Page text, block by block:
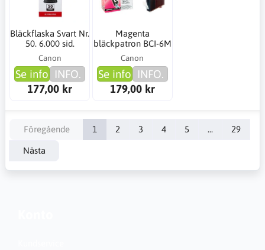
Bläckflaska Svart Nr.
50. 6.000 sid.
Canon
Se info INFO.
177,00 kr
Magenta
bläckpatron BCI-6M
Canon
Se info INFO.
179,00 kr
Föregående 1 2 3 4 5 ... 29
Nästa